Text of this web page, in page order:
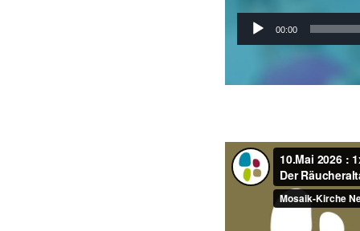
Audio-00:00